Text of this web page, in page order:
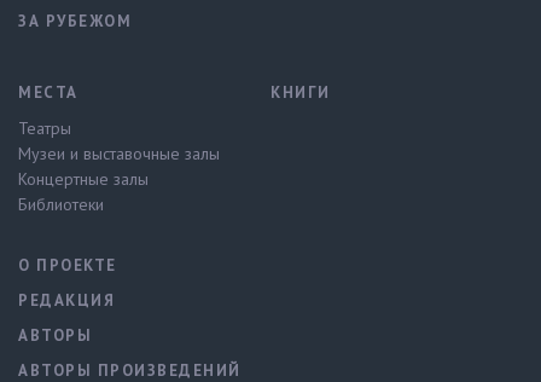
ЗА РУБЕЖОМ
МЕСТА
Театры
Музеи и выставочные залы
Концертные залы
Библиотеки
КНИГИ
О ПРОЕКТЕ
РЕДАКЦИЯ
АВТОРЫ
АВТОРЫ ПРОИЗВЕДЕНИЙ